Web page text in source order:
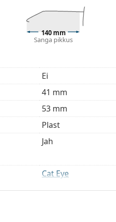
valmistatud atsetaadist, mis
originaalkarbis. Karbi värv ja
sobib ideaalselt
võivad puhastuslapi
prillidevalik, et leida
140 mm
Sanga pikkus
Ei
41 mm
53 mm
Plast
Jah
Cat Eye
Must